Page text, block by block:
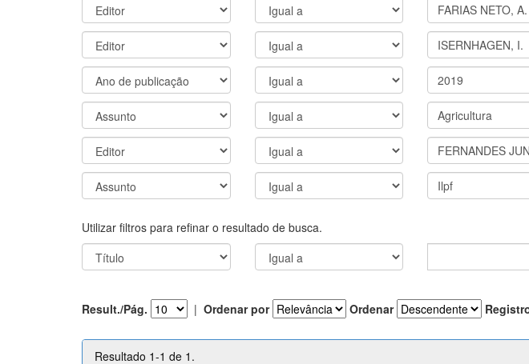
Utilizar filtros para refinar o resultado de busca.
Result./Pág. | Ordenar por Ordenar
Resultado 1-1 de 1.